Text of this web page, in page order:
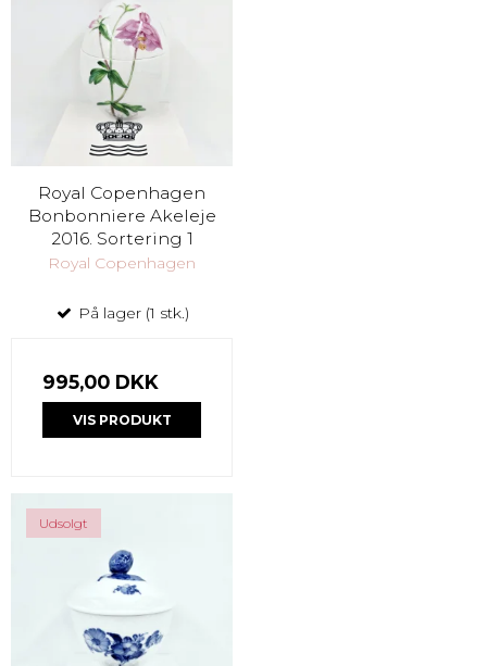
Royal Copenhagen
Bonbonniere Akeleje
2016. Sortering 1
Royal Copenhagen
På lager (1 stk.)
995,00 DKK
VIS PRODUKT
Udsolgt